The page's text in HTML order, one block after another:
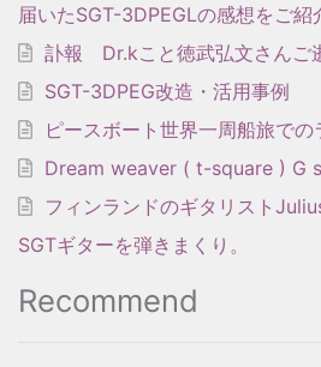
届いたSGT-3DPEGLの感想をご紹
訃報 Dr.kこと徳武弘文さんご
SGT-3DPEG改造・活用事例
ピースボート世界一周船旅での
Dream weaver ( t-square ) G
フィンランドのギタリスト
SGTギターを弾きまくり。
Recommend